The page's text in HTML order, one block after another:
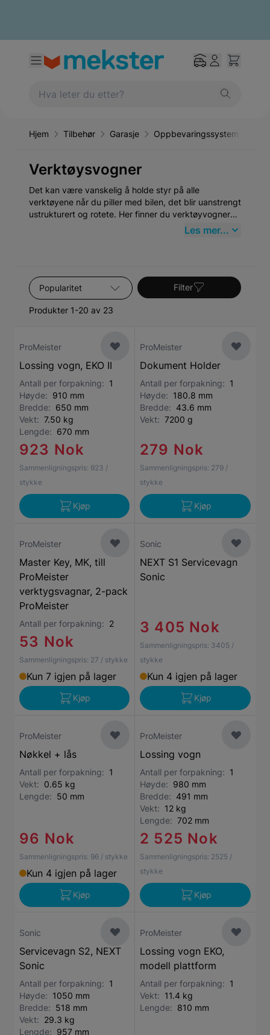
Hjem Tilbehør Garasje Oppbevaringssystem
Verktøysvogner
Det kan være vanskelig å holde styr på alle
verktøyene når du piller med bilen, det blir uanstrengt
ustrukturert og rotete. Her finner du verktøyvogner
og rullebord som er ekstremt glatte og bærbare når
Les mer...
Sorter etter
Produkter 1-20 av 23
Filter
ProMeister
Lossing vogn, EKO II
Antall per forpakning: 1
Høyde: 910 mm
Bredde: 650 mm
Vekt: 7.50 kg
Lengde: 670 mm
923 Nok
Sammenligningspris: 923 /
stykke
Kjøp
ProMeister
Dokument Holder
Antall per forpakning: 1
Høyde: 180.8 mm
Bredde: 43.6 mm
Vekt: 7200 g
279 Nok
Sammenligningspris: 279 /
stykke
Kjøp
ProMeister
Master Key, MK, till
ProMeister
verktygsvagnar, 2-pack
ProMeister
Antall per forpakning: 2
53 Nok
Sammenligningspris: 27 / stykke
Kun 7 igjen på lager
Kjøp
Sonic
NEXT S1 Servicevagn
Sonic
3 405 Nok
Sammenligningspris: 3405 /
stykke
Kun 4 igjen på lager
Kjøp
ProMeister
Nøkkel + lås
Antall per forpakning: 1
Vekt: 0.65 kg
Lengde: 50 mm
96 Nok
Sammenligningspris: 96 / stykke
Kun 4 igjen på lager
Kjøp
ProMeister
Lossing vogn
Antall per forpakning: 1
Høyde: 980 mm
Bredde: 491 mm
Vekt: 12 kg
Lengde: 702 mm
2 525 Nok
Sammenligningspris: 2525 /
stykke
Kjøp
Sonic
Servicevagn S2, NEXT
Sonic
Antall per forpakning: 1
Høyde: 1050 mm
Bredde: 518 mm
Vekt: 29.3 kg
Lengde: 957 mm
ProMeister
Lossing vogn EKO,
modell plattform
Antall per forpakning: 1
Vekt: 11.4 kg
Lengde: 810 mm